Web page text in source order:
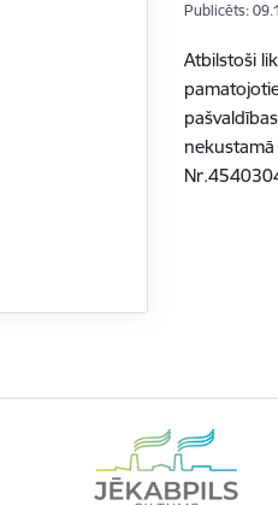
Publicēts:
Atbilstoši